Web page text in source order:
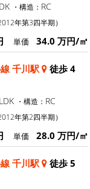
・構造： RC
年第3四半期）
単価 34.0 万円/㎡
千川駅
徒歩 4
・構造： RC
年第2四半期）
単価 28.0 万円/㎡
千川駅
徒歩 5